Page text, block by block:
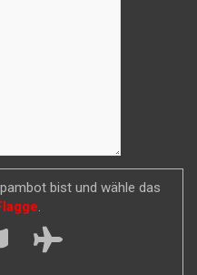
bist und wähle das
.